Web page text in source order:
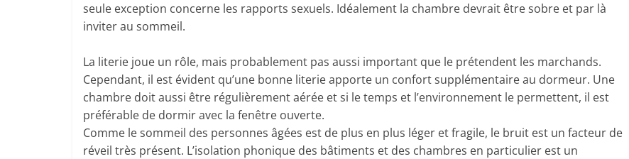
seule exception concerne les rapports sexuels. Idéalement la chambre devrait être sobre et par là
inviter au sommeil.
La literie joue un rôle, mais probablement pas aussi important que le prétendent les marchands.
Cependant, il est évident qu’une bonne literie apporte un confort supplémentaire au dormeur. Une
chambre doit aussi être régulièrement aérée et si le temps et l’environnement le permettent, il est
préférable de dormir avec la fenêtre ouverte.
Comme le sommeil des personnes âgées est de plus en plus léger et fragile, le bruit est un facteur de
réveil très présent. L’isolation phonique des bâtiments et des chambres en particulier est un